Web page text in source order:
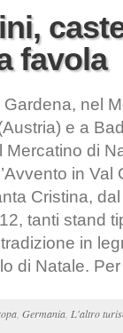
favola
Gardena, nel
e a
Mercatino di
in Val
Cristina,
tanti stand
in
di Natale. Per
Germania L'altro